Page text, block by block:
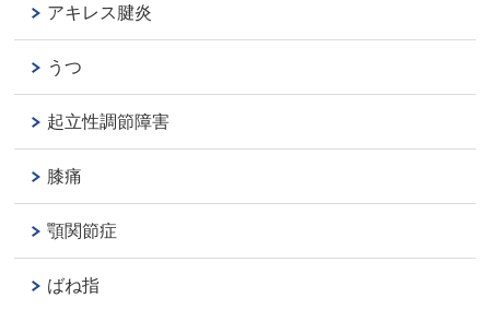
アキレス腱炎
うつ
起立性調節障害
膝痛
顎関節症
ばね指